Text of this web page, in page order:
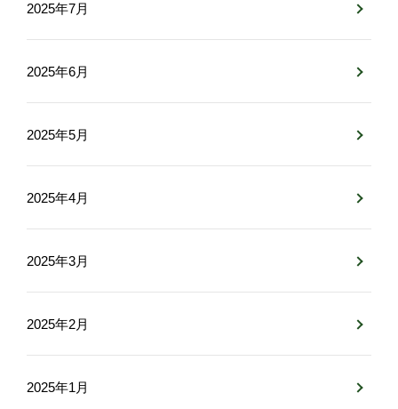
2025年7月
2025年6月
2025年5月
2025年4月
2025年3月
2025年2月
2025年1月